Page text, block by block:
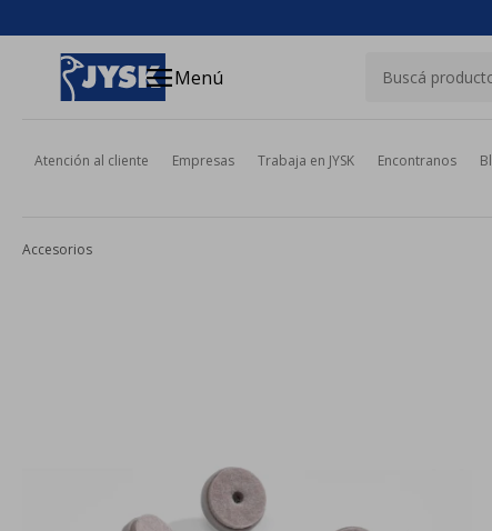
menuMenú
Atención al cliente Empresas Trabaja en JYSK Encontranos
Accesorios
close